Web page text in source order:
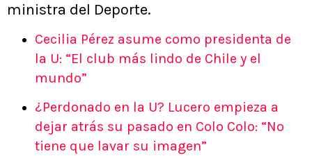
ministra del Deporte.
Cecilia Pérez asume como presidenta de
la U: “El club más lindo de Chile y el
mundo”
¿Perdonado en la U? Lucero empieza a
dejar atrás su pasado en Colo Colo: “No
tiene que lavar su imagen”